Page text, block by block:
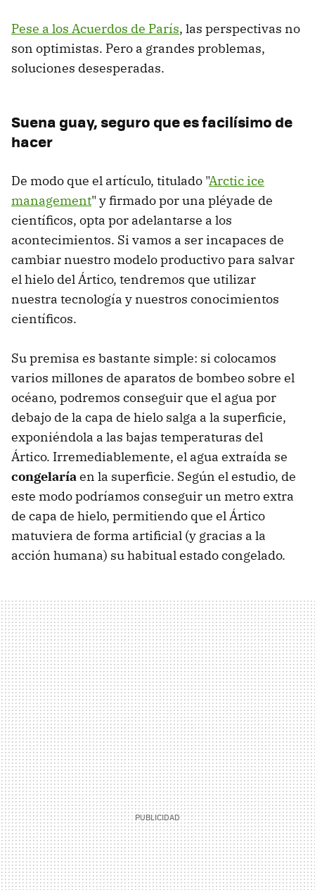
Pese a los Acuerdos de París, las perspectivas no
son optimistas. Pero a grandes problemas,
soluciones desesperadas.
Suena guay, seguro que es facilísimo de
hacer
De modo que el artículo, titulado "Arctic ice
management" y firmado por una pléyade de
científicos, opta por adelantarse a los
acontecimientos. Si vamos a ser incapaces de
cambiar nuestro modelo productivo para salvar
el hielo del Ártico, tendremos que utilizar
nuestra tecnología y nuestros conocimientos
científicos.
Su premisa es bastante simple: si colocamos
varios millones de aparatos de bombeo sobre el
océano, podremos conseguir que el agua por
debajo de la capa de hielo salga a la superficie,
exponiéndola a las bajas temperaturas del
Ártico. Irremediablemente, el agua extraída se
congelaríaen la superficie. Según el estudio, de
este modo podríamos conseguir un metro extra
de capa de hielo, permitiendo que el Ártico
matuviera de forma artificial (y gracias a la
acción humana) su habitual estado congelado.